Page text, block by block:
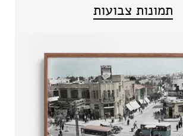
תמונות צבועות